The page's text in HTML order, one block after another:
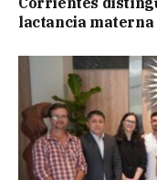
lactancia materna